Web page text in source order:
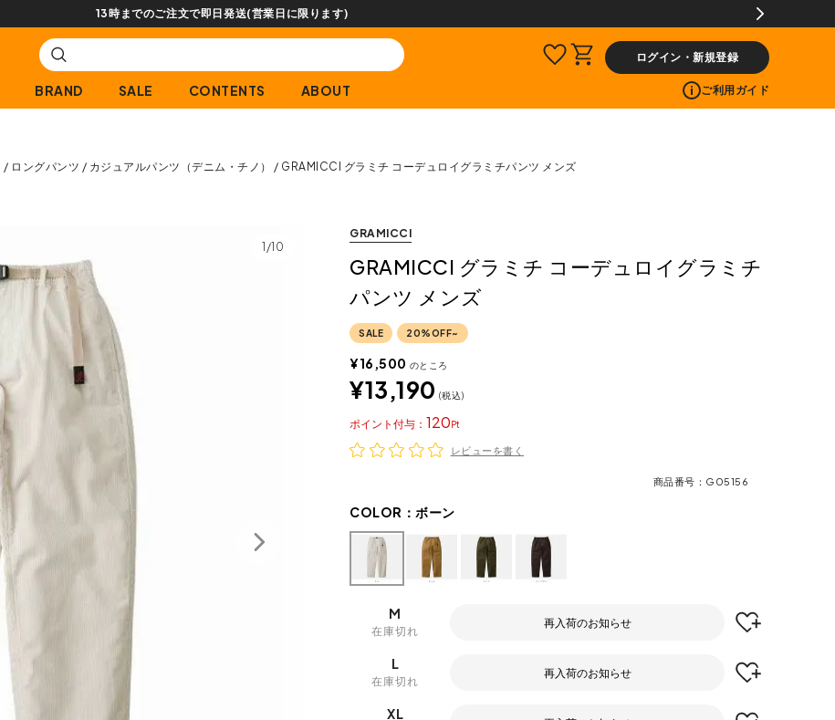
【会員限定】交換送料片道無料サービス
ログイン・新規登録
BRAND SALE CONTENTS ABOUT ご利用ガイド
ロングパンツ カジュアルパンツ（デニム・チノ） GRAMICCI グラミチ コーデュロイグラミチパンツ メンズ
1/10
GRAMICCI
GRAMICCI グラミチ コーデュロイグラミチ
パンツ メンズ
SALE 20%OFF~
¥16,500 のところ
¥13,190 税込
120
ポイント
レビューを書く
商品番号 G05156
COLOR： ボーン
M
在庫切れ
再入荷のお知らせ
L
在庫切れ
再入荷のお知らせ
XL